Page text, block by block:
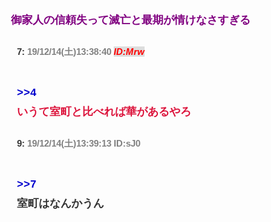
御家人の信頼失って滅亡と最期が情けなさすぎる
7: 19/12/14(土)13:38:40 ID:Mrw
>>4
いうて室町と比べれば華があるやろ
9: 19/12/14(土)13:39:13 ID:sJ0
>>7
室町はなんかうん